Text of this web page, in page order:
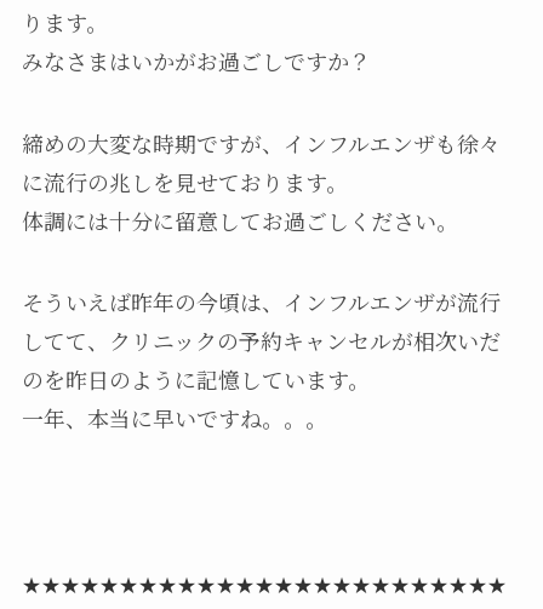
ります。
みなさまはいかがお過ごしですか？
締めの大変な時期ですが、インフルエンザも徐々
に流行の兆しを見せております。
体調には十分に留意してお過ごしください。
そういえば昨年の今頃は、インフルエンザが流行
してて、クリニックの予約キャンセルが相次いだ
のを昨日のように記憶しています。
一年、本当に早いですね。。。
★★★★★★★★★★★★★★★★★★★★★★★★★